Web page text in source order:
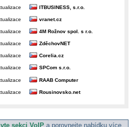
ITBUSINESS, s.r.o.
vranet.cz
4M Rožnov spol. s r.o.
ZděchovNET
Corelia.cz
SPCom s.r.o.
RAAB Computer
Rousinovsko.net
sekci VoIP a porovnejte nabídku více